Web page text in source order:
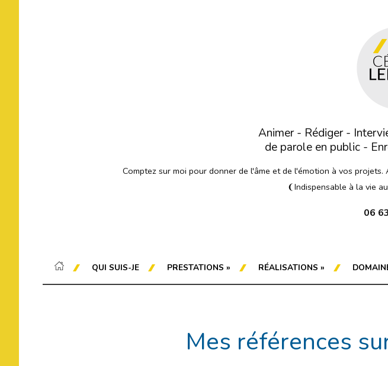
Animer - Rédiger -
de parole en public -
Comptez sur moi pour donner de l'âme et de l'émotion à vos
❨Indispensable à la vie
06
QUI SUIS-JE PRESTATIONS » RÉALISATIONS »
Mes références